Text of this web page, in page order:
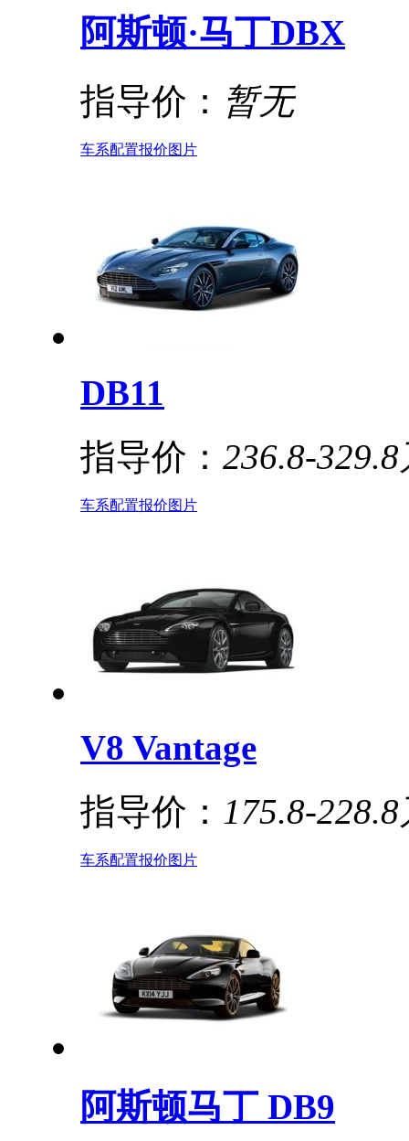
阿斯顿·马丁DBX
指导价： 暂无
车系配置报价图片
DB11
指导价： 236.8-329.8
车系配置报价图片
V8 Vantage
指导价： 175.8-
车系配置报价图片
阿斯顿马丁 DB9